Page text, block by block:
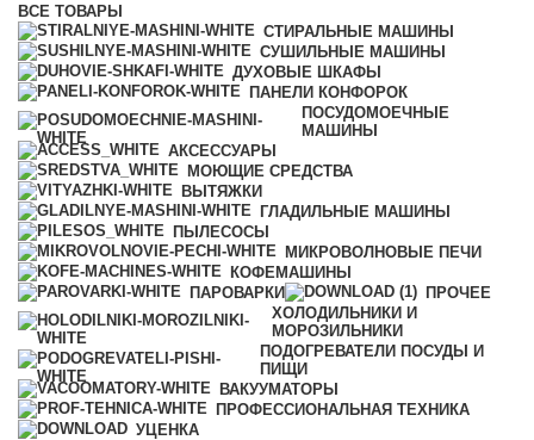
ВСЕ ТОВАРЫ
СТИРАЛЬНЫЕ МАШИНЫ
СУШИЛЬНЫЕ МАШИНЫ
ДУХОВЫЕ ШКАФЫ
ПАНЕЛИ КОНФОРОК
ПОСУДОМОЕЧНЫЕ
МАШИНЫ
АКСЕССУАРЫ
МОЮЩИЕ СРЕДСТВА
ВЫТЯЖКИ
ГЛАДИЛЬНЫЕ МАШИНЫ
ПЫЛЕСОСЫ
МИКРОВОЛНОВЫЕ ПЕЧИ
КОФЕМАШИНЫ
ПАРОВАРКИ
ПРОЧЕЕ
ХОЛОДИЛЬНИКИ И
МОРОЗИЛЬНИКИ
ПОДОГРЕВАТЕЛИ ПОСУДЫ И
ПИЩИ
ВАКУУМАТОРЫ
ПРОФЕССИОНАЛЬНАЯ ТЕХНИКА
УЦЕНКА